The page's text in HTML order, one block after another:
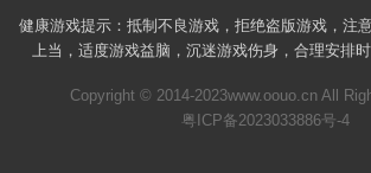
健康游戏提示：抵制不良游戏，拒绝盗版游戏，注
上当，适度游戏益脑，沉迷游戏伤身，合理安排
Copyright © 2014-2023www.oouo.cn All
粤ICP备2023033886号-4